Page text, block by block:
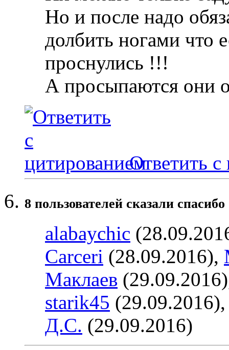
Но и после надо
долбить ногами что
проснулись !!!
А просыпаются они
Ответить с
8 пользователей сказали
alabaychic
Carceri (28.09.2016),
Маклаев
starik45
Д.С. (29.09.2016)